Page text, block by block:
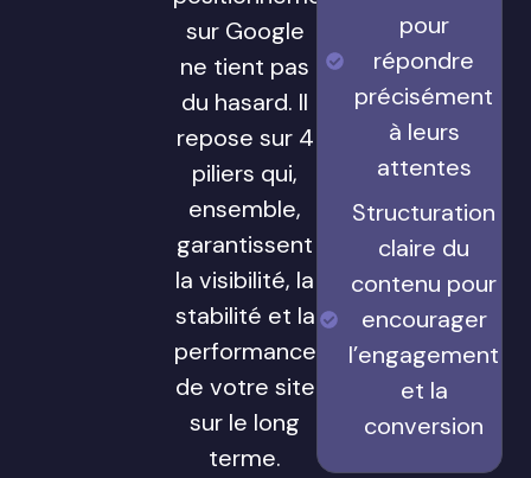
sur Google
ne tient pas
du hasard. Il
repose sur 4
piliers qui,
ensemble,
garantissent
la visibilité, la
stabilité et la
performance
de votre site
sur le long
terme.
pour
répondre
précisément
à leurs
attentes
Structuration
claire du
contenu pour
encourager
l’engagement
et la
conversion